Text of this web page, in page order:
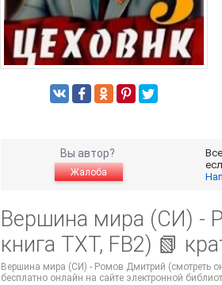
Вы автор?
Жалоба
Вершина мира (СИ) -
книга TXT, FB2) 📗
Вершина мира (СИ) - Ромов Дмитрий (смотреть
бесплатно онлайн на сайте электронной